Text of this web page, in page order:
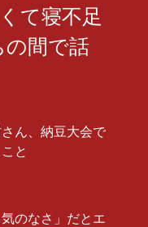
て寝不足
間で話
ん、納豆大会で
と
のなさ」だとエ